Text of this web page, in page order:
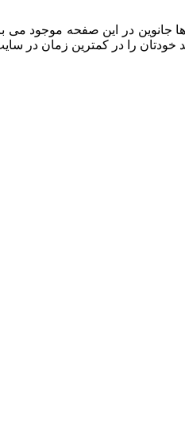
جانوین در این صفحه موجود می
را در کمترین زمان در